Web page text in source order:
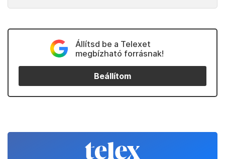
Állítsd be a Telexet
megbízható forrásnak!
Beállítom